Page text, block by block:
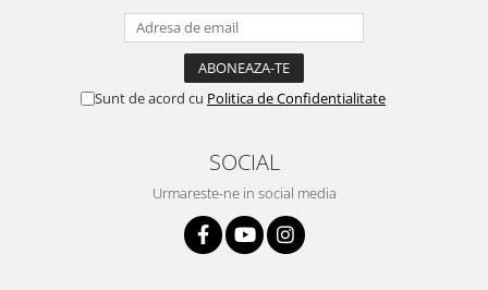
Sunt de acord cu Politica de Confidentialitate
SOCIAL
Urmareste-ne in social media